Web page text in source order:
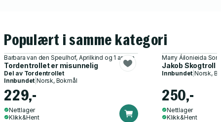
Populært i samme kategori
Barbara van den Speulhof, Aprilkind og 1 annen
Tordentrollet er misunnelig
Del av Tordentrollet
Innbundet |Norsk, Bokmål
229,-
Nettlager
Klikk&Hent
Marry Áilonieida
Jakob Skogtroll
Innbundet Norsk,
250,-
Nettlager
Klikk&Hent